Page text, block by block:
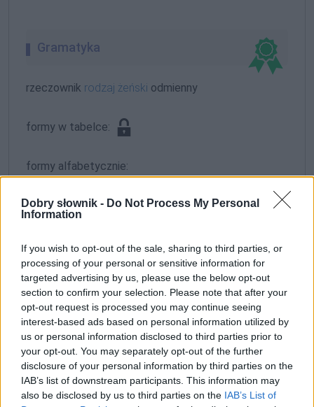
Dobry słownik - Do Not Process My Personal
Information
If you wish to opt-out of the sale, sharing to third parties, or
processing of your personal or sensitive information for
targeted advertising by us, please use the below opt-out
section to confirm your selection. Please note that after your
opt-out request is processed you may continue seeing
interest-based ads based on personal information utilized by
us or personal information disclosed to third parties prior to
your opt-out. You may separately opt-out of the further
disclosure of your personal information by third parties on the
IAB’s list of downstream participants. This information may
also be disclosed by us to third parties on the IAB’s List of
Gramatyka
rzeczownik rodzaj żeński odmienny
formy w tabelce:
formy alfabetycznie:
inkantacje; inkantację; inkantacji; inkantacjo;
ZGŁOŚ POPRAWKĘ